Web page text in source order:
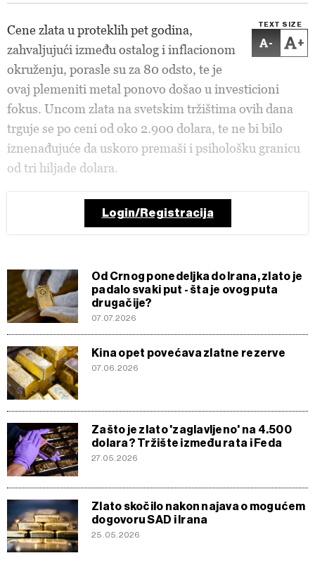
TEXT SIZE
- +
Cene zlata u proteklih pet godina,
zahvaljujući između ostalog i inflacionom
okruženju, porasle su za 80 odsto, te je
ovaj plemeniti metal ponovo došao u investicioni
fokus. Uncom zlata na svetskim tržištima ovih dana
trguje se po ceni od oko 2.900 dolara, te ne bi bilo
iznenađujuće da uskoro premaši i psihološku granicu
od tri hiljade dolara.
Login/Registracija
Od Crnog ponedeljka do Irana, zlato je
padalo svaki put - šta je ovog puta
drugačije?
07.07.2026
Kina opet povećava zlatne rezerve
07.06.2026
Zašto je zlato 'zaglavljeno' na 4.500
dolara? Tržište između rata i Feda
27.05.2026
Zlato skočilo nakon najava o mogućem
dogovoru SAD i Irana
25.05.2026